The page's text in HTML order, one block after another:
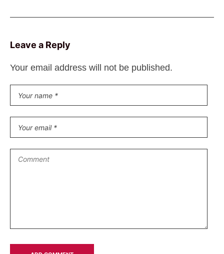
Leave a Reply
Your email address will not be published.